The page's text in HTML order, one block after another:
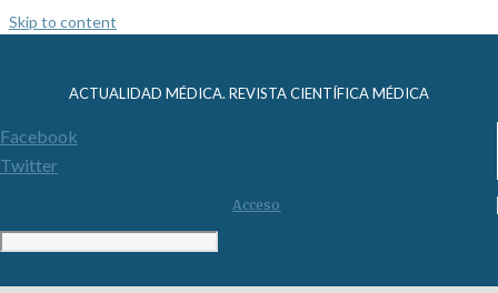
Skip to content
ACTUALIDAD MÉDICA. REVISTA CIENTÍFICA MÉDICA
Facebook
Twitter
Acceso